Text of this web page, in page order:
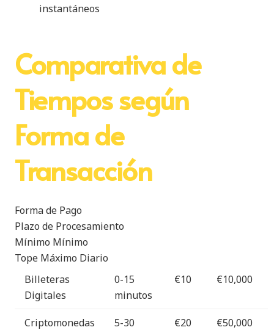
instantáneos
Comparativa de
Tiempos según
Forma de
Transacción
Forma de Pago
Plazo de Procesamiento
Mínimo Mínimo
Tope Máximo Diario
Billeteras
Digitales
0-15
minutos
€10 €10,000
Criptomonedas
5-30
€20 €50,000